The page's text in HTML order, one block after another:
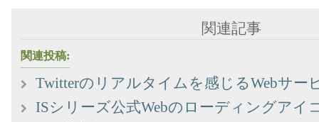
関連記事
関連投稿:
Twitterのリアルタイムを感じるWebサー
ISシリーズ公式Webのローディングアイ